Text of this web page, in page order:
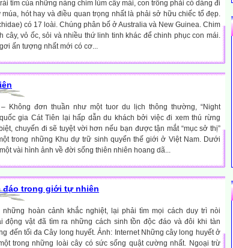
tim của những nàng chim lùm cây mái, con trống phải có dáng đi
múa, hót hay và điều quan trọng nhất là phải sở hữu chiếc tổ đẹp.
có 17 loài. Chúng phân bố ở Australia và New Guinea. Chim
cây, vỏ ốc, sỏi và nhiều thứ linh tinh khác để chinh phục con mái.
ấn tượng nhất mới có cơ...
– Không đơn thuần như một tuor du lịch thông thường, “Night
gia Cát Tiên lại hấp dẫn du khách bởi việc đi xem thú rừng
chuyến đi sẽ tuyệt vời hơn nếu bạn được tận mắt “mục sở thị”
trong những Khu dự trữ sinh quyển thế giới ở Việt Nam. Dưới
vài hình ảnh về đời sống thiên nhiên hoang dã...
đáo trong giới tự nhiên
những hoàn cảnh khắc nghiệt, lại phải tìm mọi cách duy trì nòi
động vật đã tìm ra những cách sinh tồn độc đáo và đôi khi tàn
đến tối đa Cây long huyết. Ảnh: Internet Những cây long huyết ở
trong những loài cây có sức sống quật cường nhất. Ngoại trừ